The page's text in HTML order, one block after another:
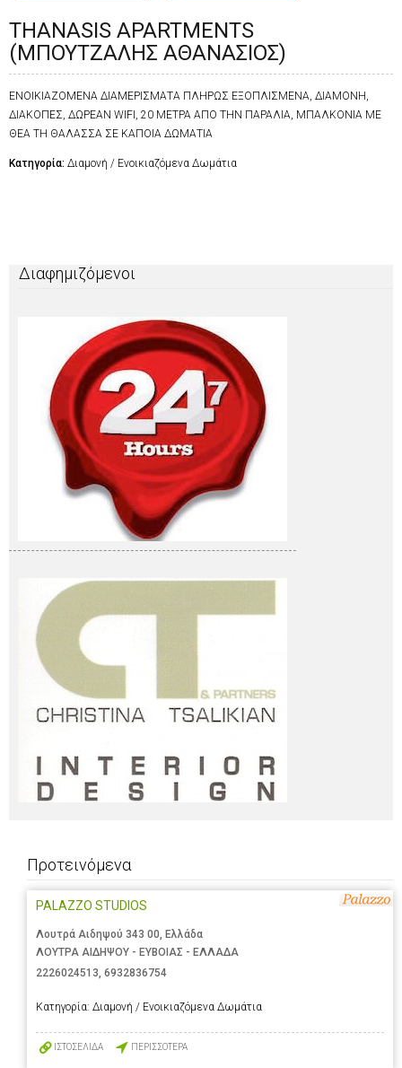
THANASIS APARTMENTS
(ΜΠΟΥΤΖΑΛΗΣ ΑΘΑΝΑΣΙΟΣ)
ΕΝΟΙΚΙΑΖΟΜΕΝΑ ΔΙΑΜΕΡΙΣΜΑΤΑ ΠΛΗΡΩΣ ΕΞΟΠΛΙΣΜΕΝΑ, ΔΙΑΜΟΝΗ,
ΔΙΑΚΟΠΕΣ, ΔΩΡΕΑΝ WIFI, 20 ΜΕΤΡΑ ΑΠΟ ΤΗΝ ΠΑΡΑΛΙΑ, ΜΠΑΛΚΟΝΙΑ ΜΕ
ΘΕΑ ΤΗ ΘΑΛΑΣΣΑ ΣΕ ΚΑΠΟΙΑ ΔΩΜΑΤΙΑ
Κατηγορία: Διαμονή / Ενοικιαζόμενα Δωμάτια
Διαφημιζόμενοι
Προτεινόμενα
PALAZZO STUDIOS
Λουτρά Αιδηψού 343 00, Ελλάδα
ΛΟΥΤΡΑ ΑΙΔΗΨΟΥ - ΕΥΒΟΙΑΣ - ΕΛΛΑΔΑ
2226024513 6932836754
Κατηγορία: Διαμονή / Ενοικιαζόμενα Δωμάτια
ΙΣΤΟΣΕΛΙΔΑ ΠΕΡΙΣΣΟΤΕΡΑ